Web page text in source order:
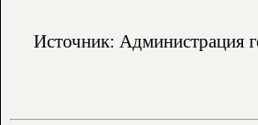
Источник: Администрация